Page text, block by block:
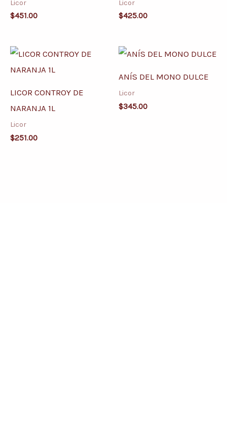
Licor
$451.00
Licor
$425.00
LICOR CONTROY DE
NARANJA 1L
Licor
$251.00
ANÍS DEL MONO DULCE
Licor
$345.00